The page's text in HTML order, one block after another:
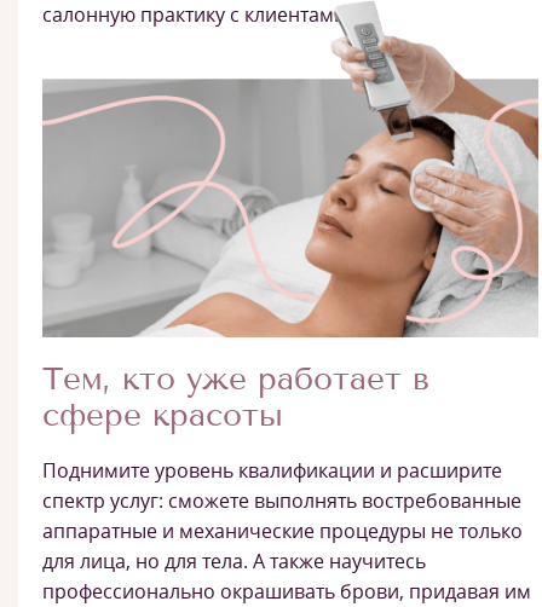
салонную практику с клиентами.
Тем, кто уже работает в
сфере красоты
Поднимите уровень квалификации и расширите
спектр услуг: сможете выполнять востребованные
аппаратные и механические процедуры не только
для лица, но для тела. А также научитесь
профессионально окрашивать брови, придавая им